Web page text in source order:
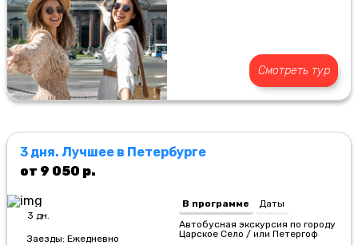
Смотреть тур
3 дня. Лучшее в Петербурге
от 9 050 р.
3 дн.
Заезды: Ежедневно
В программе
Даты
Автобусная экскурсия по городу
Царское Село / или Петергоф